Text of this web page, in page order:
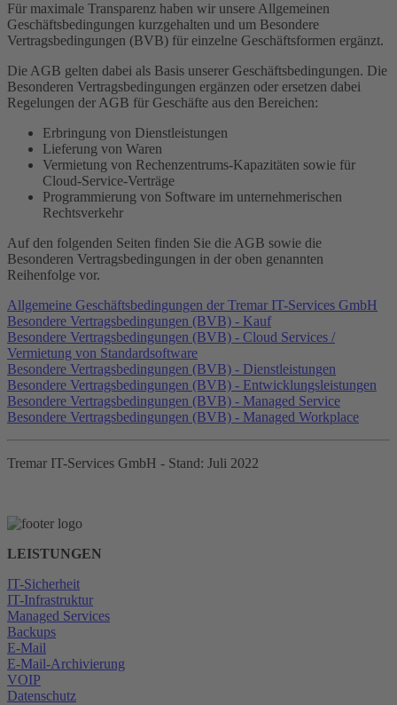
Für maximale Transparenz haben wir unsere Allgemeinen
Geschäftsbedingungen kurzgehalten und um Besondere
Vertragsbedingungen (BVB) für einzelne Geschäftsformen ergänzt.
Die AGB gelten dabei als Basis unserer Geschäftsbedingungen. Die
Besonderen Vertragsbedingungen ergänzen oder ersetzen dabei
Regelungen der AGB für Geschäfte aus den Bereichen:
Erbringung von Dienstleistungen
Lieferung von Waren
Vermietung von Rechenzentrums-Kapazitäten sowie für
Cloud-Service-Verträge
Programmierung von Software im unternehmerischen
Rechtsverkehr
Auf den folgenden Seiten finden Sie die AGB sowie die
Besonderen Vertragsbedingungen in der oben genannten
Reihenfolge vor.
Allgemeine Geschäftsbedingungen der Tremar IT-Services GmbH
Besondere Vertragsbedingungen (BVB) - Kauf
Besondere Vertragsbedingungen (BVB) - Cloud Services /
Vermietung von Standardsoftware
Besondere Vertragsbedingungen (BVB) - Dienstleistungen
Besondere Vertragsbedingungen (BVB) - Entwicklungsleistungen
Besondere Vertragsbedingungen (BVB) - Managed Service
Besondere Vertragsbedingungen (BVB) - Managed Workplace
Tremar IT-Services GmbH - Stand: Juli 2022
LEISTUNGEN
IT-Sicherheit
IT-Infrastruktur
Managed Services
Backups
E-Mail
E-Mail-Archivierung
VOIP
Datenschutz